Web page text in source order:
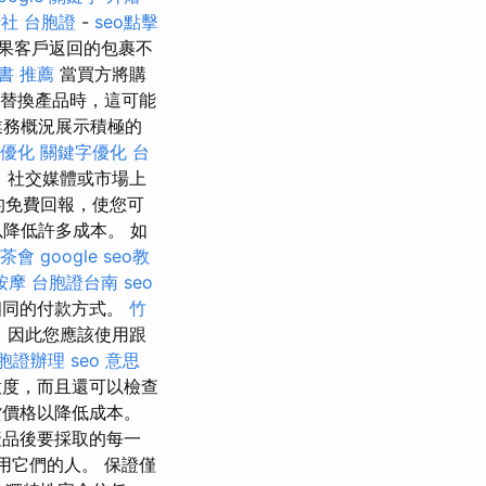
台胞證 - seo點擊
客戶返回的包裹不
推薦 當買方將購
換產品時，這可能
概況展示積極的
化 關鍵字優化 台
交媒體或市場上
費回報，使您可
低許多成本。 如
茶會 google seo教
摩 台胞證台南 seo
的付款方式。 竹
此您應該使用跟
證辦理 seo 意思
，而且還可以檢查
格以降低成本。
後要採取的每一
它們的人。 保證僅